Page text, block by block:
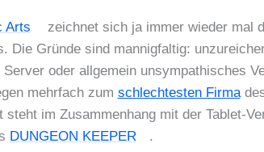
Arts
zeich­net sich ja immer wie­der mal
Die Grün­de sind man­nig­fal­tig:
Ser­ver oder all­ge­mein unsym­pa­thi­sches
mehr­fach zum schlech­tes­ten Fir­ma
steht im Zusam­men­hang mit der Tablet-
DUNGEON KEEPER .